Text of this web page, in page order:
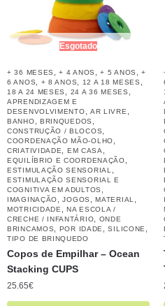
Esgotado
+ 36 MESES ,+ 4 ANOS ,+ 5 ANOS ,+
6 ANOS
+ 8 ANOS 12 A 18 MESES
18 A 24 MESES 24 A 36 MESES
APRENDIZAGEM E
DESENVOLVIMENTO
AR LIVRE
BANHO BRINQUEDOS
CONSTRUÇÃO / BLOCOS
COORDENAÇÃO MÃO-OLHO
CRIATIVIDADE EM CASA
EQUILÍBRIO E COORDENAÇÃO
ESTIMULAÇÃO SENSORIAL
ESTIMULAÇÃO SENSORIAL E
COGNITIVA EM ADULTOS
IMAGINAÇÃO ,JOGOS ,MATERIAL
MOTRICIDADE ,NA ESCOLA /
CRECHE / INFANTÁRIO
ONDE
BRINCAMOS
POR IDADE ,SILICONE
TIPO DE BRINQUEDO
Copos de Empilhar – Ocean
Stacking CUPS
25.65€